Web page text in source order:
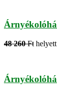
48 260 Ft helyett